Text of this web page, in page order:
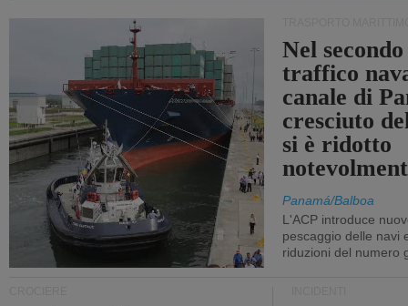
Nel
traffico
canale di
cresciuto
si è ridotto
Panamá/Balboa
L'ACP introduce
pescaggio delle navi
riduzioni del numero